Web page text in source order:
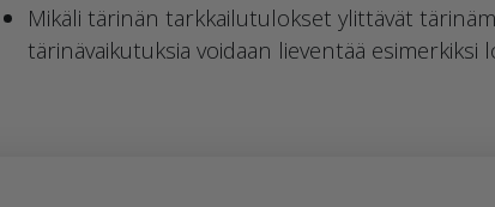
Mikäli tärinän tarkkailutulokset ylittävät
tärinävaikutuksia voidaan lieventää